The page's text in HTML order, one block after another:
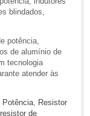
blindados,
potência,
de alumínio de
tecnologia
atender às
Potência Resistor
resistor de